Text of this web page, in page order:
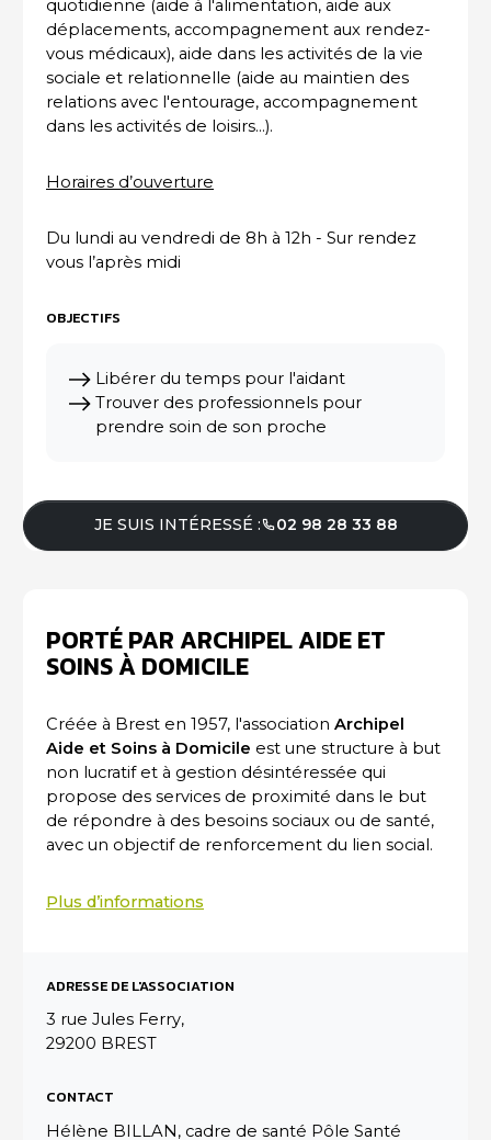
quotidienne (aide à l'alimentation, aide aux
déplacements, accompagnement aux rendez-
vous médicaux), aide dans les activités de la vie
sociale et relationnelle (aide au maintien des
relations avec l'entourage, accompagnement
dans les activités de loisirs...).
Horaires d’ouverture
Du lundi au vendredi de 8h à 12h - Sur rendez
vous l’après midi
OBJECTIFS
Libérer du temps pour l'aidant
Trouver des professionnels pour
prendre soin de son proche
JE SUIS INTÉRESSÉ : 02 98 28 33 88
PORTÉ PAR ARCHIPEL AIDE ET
SOINS À DOMICILE
Créée à Brest en 1957, l'association Archipel
Aide et Soins à Domicile est une structure à but
non lucratif et à gestion désintéressée qui
propose des services de proximité dans le but
de répondre à des besoins sociaux ou de santé,
avec un objectif de renforcement du lien social.
Plus d’informations
ADRESSE DE L'ASSOCIATION
3 rue Jules Ferry,
29200 BREST
CONTACT
Hélène BILLAN, cadre de santé Pôle Santé